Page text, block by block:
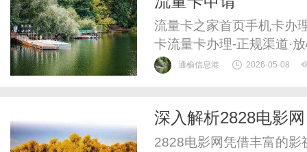
流量卡之家首页手机卡办
卡流量卡办理-正规渠道·
流量卡套餐汇总，正规渠
套餐电信流量卡优惠套餐
通榆信息港 2026-05-08
深入解析2828电影
2828电影网凭借丰富的